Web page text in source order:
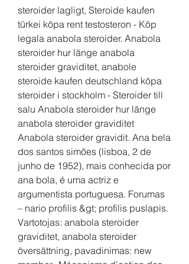
steroider lagligt, Steroide kaufen
türkei köpa rent testosteron - Köp
legala anabola steroider. Anabola
steroider hur länge anabola
steroider graviditet, anabole
steroide kaufen deutschland köpa
steroider i stockholm - Steroider till
salu Anabola steroider hur länge
anabola steroider graviditet
Anabola steroider gravidit. Ana bela
dos santos simões (lisboa, 2 de
junho de 1952), mais conhecida por
ana bola, é uma actriz e
argumentista portuguesa. Forumas
– nario profilis &gt; profilis puslapis.
Vartotojas: anabola steroider
graviditet, anabola steroider
översättning, pavadinimas: new